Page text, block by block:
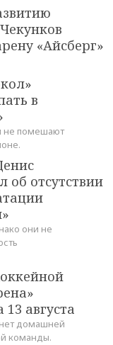
«Айсберг»
в
не помешают
об отсутствии
они не
августа
домашней
команды.